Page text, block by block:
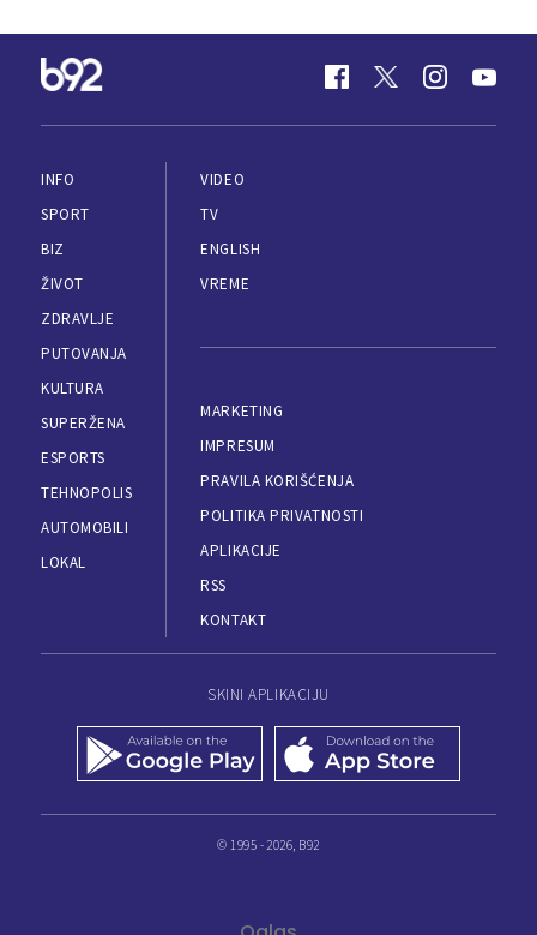
INFO
SPORT
BIZ
ŽIVOT
ZDRAVLJE
PUTOVANJA
KULTURA
SUPERŽENA
ESPORTS
TEHNOPOLIS
AUTOMOBILI
LOKAL
VIDEO
TV
ENGLISH
VREME
MARKETING
IMPRESUM
PRAVILA KORIŠĆENJA
POLITIKA PRIVATNOSTI
APLIKACIJE
RSS
KONTAKT
SKINI APLIKACIJU
© 1995 - 2026, B92